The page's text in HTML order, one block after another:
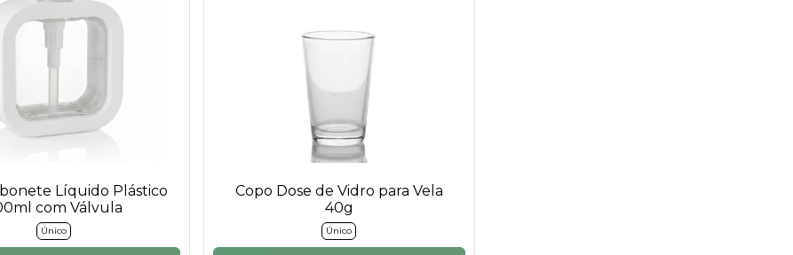
Líquido Plástico
com Válvula
Único
Copo Dose de Vidro para Vela
40g
Único